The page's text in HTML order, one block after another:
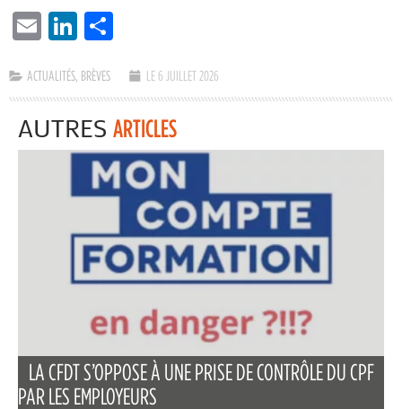
EMAIL LINKEDIN
ACTUALITÉS, BRÈVES LE 6 JUILLET 2026
AUTRES ARTICLES
LA CFDT S’OPPOSE À UNE PRISE DE CONTRÔLE DU CPF
PAR LES EMPLOYEURS